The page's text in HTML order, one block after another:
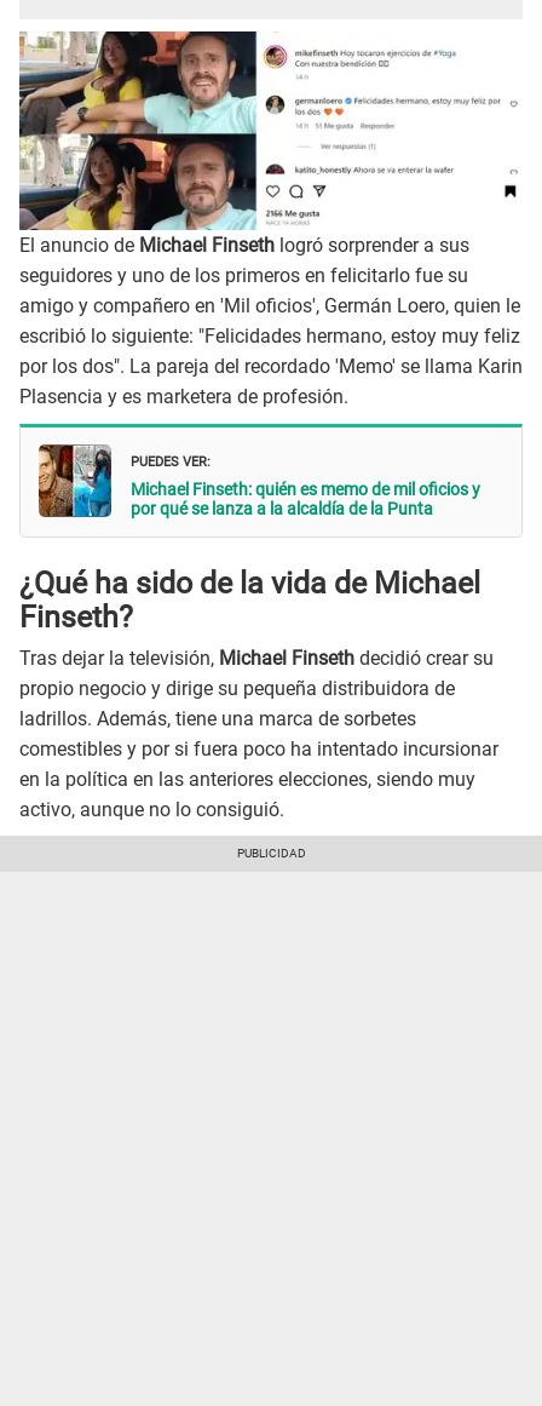
El anuncio de Michael Finseth logró sorprender a sus
seguidores y uno de los primeros en felicitarlo fue su
amigo y compañero en 'Mil oficios', Germán Loero, quien le
escribió lo siguiente: "Felicidades hermano, estoy muy feliz
por los dos". La pareja del recordado 'Memo' se llama Karin
Plasencia y es marketera de profesión.
PUEDES VER:
Michael Finseth: quién es memo de mil oficios y
por qué se lanza a la alcaldía de la Punta
¿Qué ha sido de la vida de Michael
Finseth?
Tras dejar la televisión, Michael Finseth decidió crear su
propio negocio y dirige su pequeña distribuidora de
ladrillos. Además, tiene una marca de sorbetes
comestibles y por si fuera poco ha intentado incursionar
en la política en las anteriores elecciones, siendo muy
activo, aunque no lo consiguió.